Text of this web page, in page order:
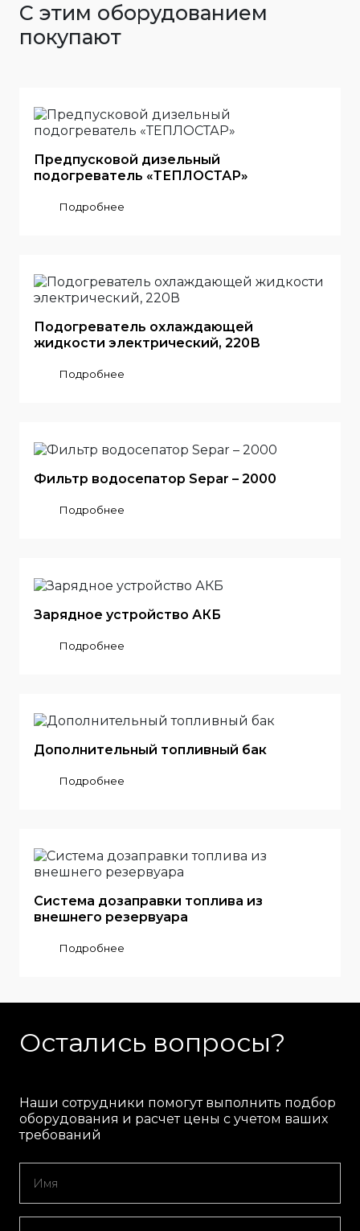
С этим оборудованием
покупают
Предпусковой дизельный
подогреватель «ТЕПЛОСТАР»
Подробнее
Подогреватель охлаждающей
жидкости электрический, 220В
Подробнее
Фильтр водосепатор Separ – 2000
Подробнее
Зарядное устройство АКБ
Подробнее
Дополнительный топливный бак
Подробнее
Система дозаправки топлива из
внешнего резервуара
Подробнее
Остались вопросы?
Наши сотрудники помогут выполнить подбор
оборудования и расчет цены с учетом ваших
требований